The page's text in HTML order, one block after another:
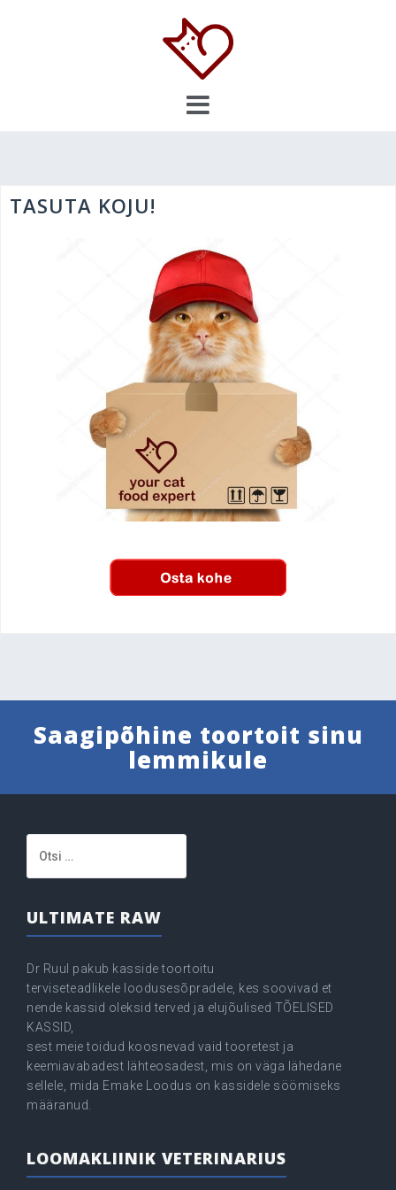
TASUTA KOJU!
Saagipõhine toortoit sinu
lemmikule
ULTIMATE RAW
Dr Ruul pakub kasside toortoitu
terviseteadlikele loodusesõpradele, kes soovivad et
nende kassid oleksid terved ja elujõulised TÕELISED
KASSID,
sest meie toidud koosnevad vaid tooretest ja
keemiavabadest lähteosadest, mis on väga lähedane
sellele, mida Emake Loodus on kassidele söömiseks
määranud.
LOOMAKLIINIK VETERINARIUS